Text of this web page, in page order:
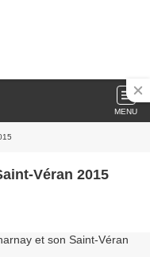
MENU
Véran 2015